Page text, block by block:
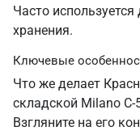
Часто
хранения.
Ключевые
Что же делает
складской Milano
Взгляните на его